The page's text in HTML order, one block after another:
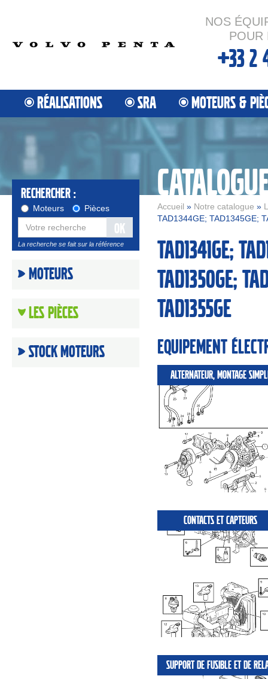
NOS
POUR
+33 2
RÉALISATIONS SRA MOTEURS &
Accueil » Notre catalogue »
TAD1344GE; TAD1345GE;
Rechercher :
Moteurs Pièces
OK
La recherche se fait sur la référence
Moteurs
Les Pièces
Stock moteurs
TAD1341GE;
TAD1350GE;
TAD1355GE
Equipement
ALTERNATEUR, MONTAGE
CONTACTS ET CAPTEURS
SUPPORT DE FUSIBLE ET DE